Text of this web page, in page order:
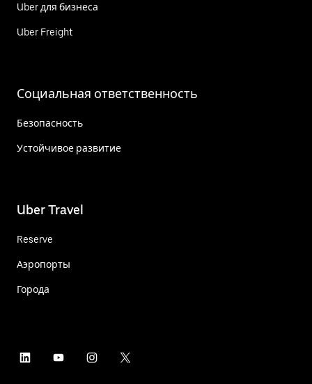
Uber для бизнеса
Uber Freight
Социальная ответственность
Безопасность
Устойчивое развитие
Uber Travel
Reserve
Аэропорты
Города